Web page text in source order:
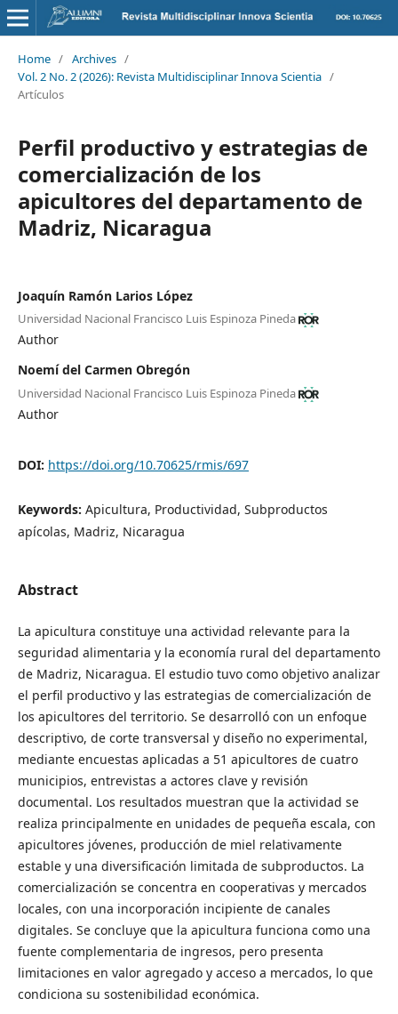
Home / Archives /
Vol. 2 No. 2 (2026): Revista Multidisciplinar Innova Scientia /
Artículos
Perfil productivo y estrategias de
comercialización de los
apicultores del departamento de
Madriz, Nicaragua
Joaquín Ramón Larios López
Universidad Nacional Francisco Luis Espinoza Pineda
Author
Noemí del Carmen Obregón
Universidad Nacional Francisco Luis Espinoza Pineda
Author
DOI: https://doi.org/10.70625/rmis/697
Keywords: Apicultura, Productividad, Subproductos
apícolas, Madriz, Nicaragua
Abstract
La apicultura constituye una actividad relevante para la
seguridad alimentaria y la economía rural del departamento
de Madriz, Nicaragua. El estudio tuvo como objetivo analizar
el perfil productivo y las estrategias de comercialización de
los apicultores del territorio. Se desarrolló con un enfoque
descriptivo, de corte transversal y diseño no experimental,
mediante encuestas aplicadas a 51 apicultores de cuatro
municipios, entrevistas a actores clave y revisión
documental. Los resultados muestran que la actividad se
realiza principalmente en unidades de pequeña escala, con
apicultores jóvenes, producción de miel relativamente
estable y una diversificación limitada de subproductos. La
comercialización se concentra en cooperativas y mercados
locales, con una incorporación incipiente de canales
digitales. Se concluye que la apicultura funciona como una
fuente complementaria de ingresos, pero presenta
limitaciones en valor agregado y acceso a mercados, lo que
condiciona su sostenibilidad económica.